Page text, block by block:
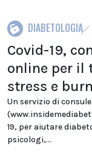
DIABETOLOGIA
Covid-19,
online per il
stress e
Un servizio di
19, per aiutare
psicologi,...